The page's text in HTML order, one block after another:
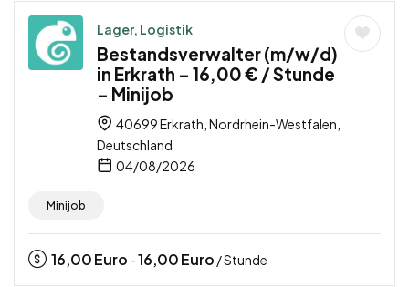
Lager, Logistik
Bestandsverwalter (m/w/d)
in Erkrath – 16,00 € / Stunde
– Minijob
40699 Erkrath, Nordrhein-Westfalen,
Deutschland
04/08/2026
Minijob
16,00Euro -16,00Euro / Stunde